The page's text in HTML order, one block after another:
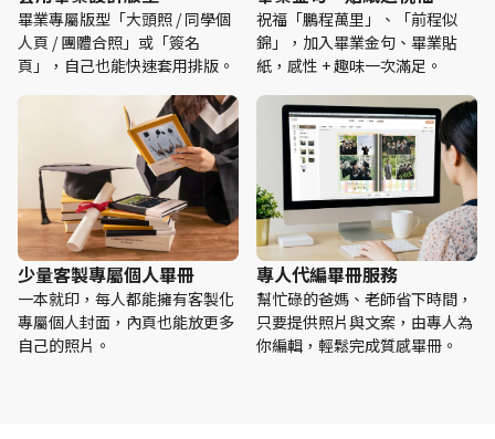
畢業專屬版型「大頭照 / 同學個
人頁 / 團體合照」或「簽名
頁」，自己也能快速套用排版。
祝福「鵬程萬里」、「前程似
錦」，加入畢業金句、畢業貼
紙，感性 + 趣味一次滿足。
少量客製專屬個人畢冊
一本就印，每人都能擁有客製化
專屬個人封面，內頁也能放更多
自己的照片。
專人代編畢冊服務
幫忙碌的爸媽、老師省下時間，
只要提供照片與文案，由專人為
你編輯，輕鬆完成質感畢冊。